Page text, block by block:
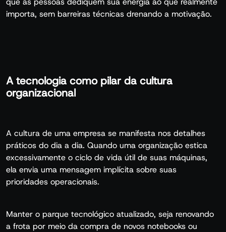
importa, sem barreiras técnicas drenando a motivação.
A tecnologia como pilar da cultura
organizacional
A cultura de uma empresa se manifesta nos detalhes
práticos do dia a dia. Quando uma organização estica
excessivamente o ciclo de vida útil de suas máquinas,
ela envia uma mensagem implícita sobre suas
prioridades operacionais.
Manter o parque tecnológico atualizado, seja renovando
a frota por meio da compra de novos notebooks ou